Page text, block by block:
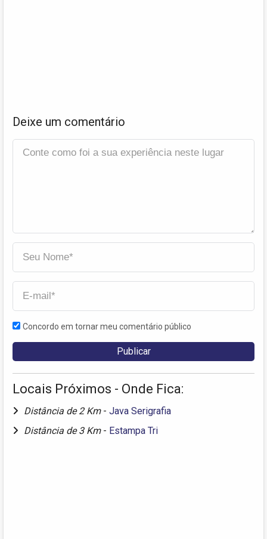
Deixe um comentário
Concordo em tornar meu comentário público
Locais Próximos - Onde Fica:
Distância de 2 Km - Java Serigrafia
Distância de 3 Km - Estampa Tri